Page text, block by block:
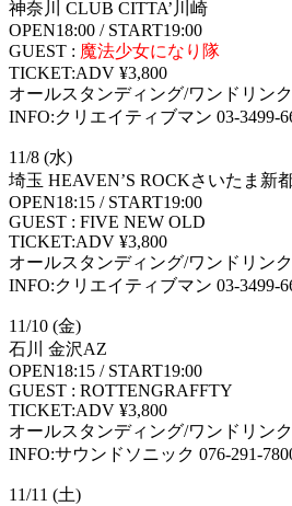
神奈川 CLUB CITTA’川崎
OPEN18:00 / START19:00
GUEST : 魔法少女になり隊
TICKET:ADV ¥3,800
オールスタンディング/ワンドリン
INFO:クリエイティブマン 03-3499-
11/8 (水)
埼玉 HEAVEN’S ROCKさいたま新
OPEN18:15 / START19:00
GUEST : FIVE NEW OLD
TICKET:ADV ¥3,800
オールスタンディング/ワンドリン
INFO:クリエイティブマン 03-3499-
11/10 (金)
石川 金沢AZ
OPEN18:15 / START19:00
GUEST : ROTTENGRAFFTY
TICKET:ADV ¥3,800
オールスタンディング/ワンドリン
INFO:サウンドソニック 076-291-
11/11 (土)